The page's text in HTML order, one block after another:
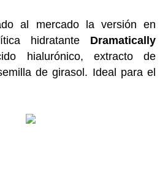
al mercado la versión en
hidratante Dramatically
hialurónico, extracto de
de girasol. Ideal para el